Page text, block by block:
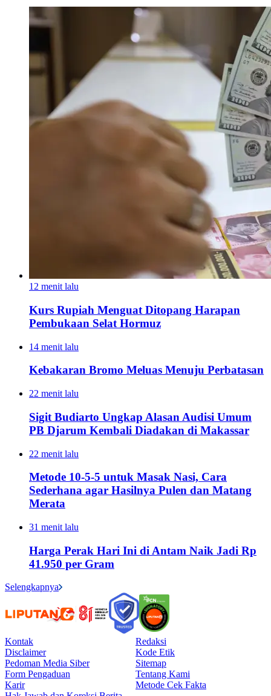
12 menit lalu
Kurs Rupiah Menguat Ditopang Harapan
Pembukaan Selat Hormuz
14 menit lalu
Kebakaran Bromo Meluas Menuju Perbatasan
22 menit lalu
Sigit Budiarto Ungkap Alasan Audisi Umum
PB Djarum Kembali Diadakan di Makassar
22 menit lalu
Metode 10-5-5 untuk Masak Nasi, Cara
Sederhana agar Hasilnya Pulen dan Matang
Merata
31 menit lalu
Harga Perak Hari Ini di Antam Naik Jadi Rp
41.950 per Gram
Selengkapnya
Kontak
Redaksi
Disclaimer
Kode Etik
Pedoman Media Siber
Sitemap
Form Pengaduan
Tentang Kami
Karir
Metode Cek Fakta